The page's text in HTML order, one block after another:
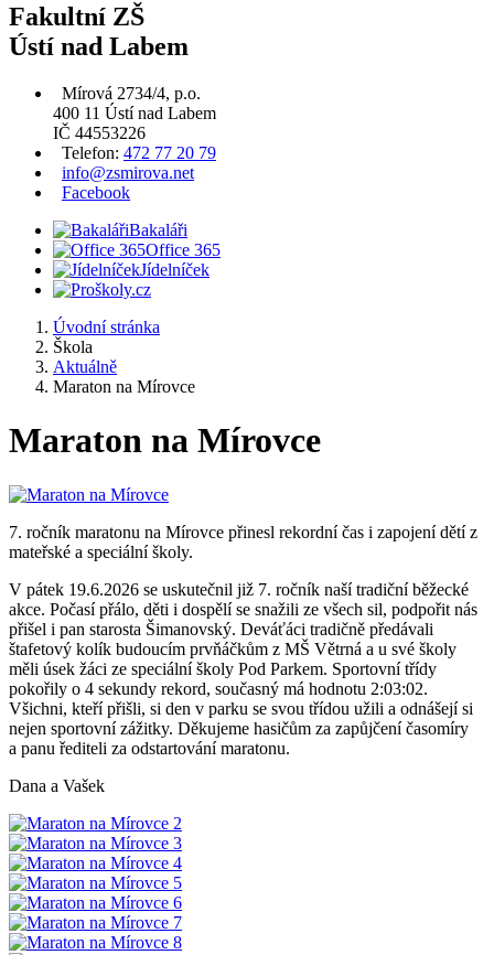
Fakultní ZŠ
Ústí nad Labem
Mírová 2734/4, p.o.
400 11 Ústí nad Labem
IČ 44553226
Telefon: 472 77 20 79
info@zsmirova.net
Facebook
Bakaláři
Office 365
Jídelníček
Úvodní stránka
Škola
Aktuálně
Maraton na Mírovce
Maraton na Mírovce
7. ročník maratonu na Mírovce přinesl rekordní čas i zapojení dětí z
mateřské a speciální školy.
V pátek 19.6.2026 se uskutečnil již 7. ročník naší tradiční běžecké
akce. Počasí přálo, děti i dospělí se snažili ze všech sil, podpořit nás
přišel i pan starosta Šimanovský. Deváťáci tradičně předávali
štafetový kolík budoucím prvňáčkům z MŠ Větrná a u své školy
měli úsek žáci ze speciální školy Pod Parkem. Sportovní třídy
pokořily o 4 sekundy rekord, současný má hodnotu 2:03:02.
Všichni, kteří přišli, si den v parku se svou třídou užili a odnášejí si
nejen sportovní zážitky. Děkujeme hasičům za zapůjčení časomíry
a panu řediteli za odstartování maratonu.
Dana a Vašek